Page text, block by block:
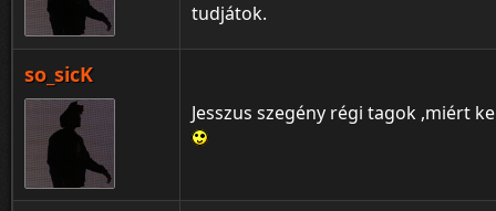
tudjátok.
so_sicK
Jesszus szegény régi tagok ,miért